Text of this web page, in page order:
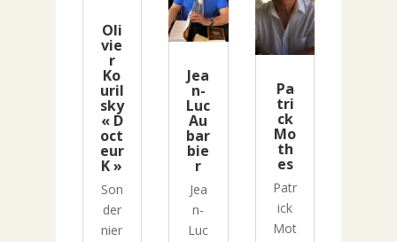
Oli
vie
r
Ko
uril
sky
« D
oct
eur
K »
Son
der
nier
Jea
n-
Luc
Au
bar
bie
r
Jea
n-
Luc
Pa
tri
ck
Mo
th
es
Patr
ick
Mot